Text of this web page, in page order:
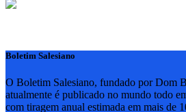
Boletim Salesiano
O Boletim Salesiano, fundado por Dom
atualmente é publicado no mundo todo
com tiragem anual estimada em mais de